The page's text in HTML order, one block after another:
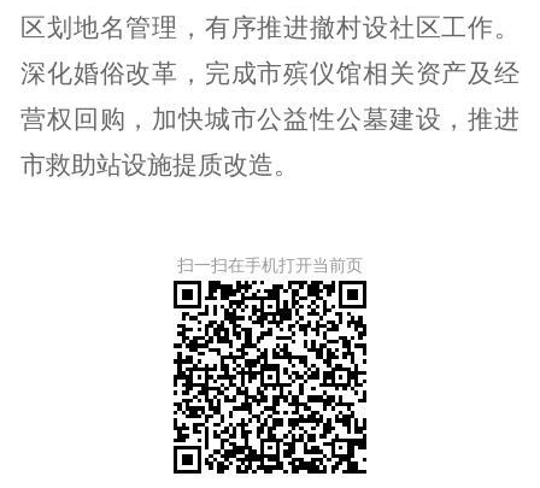
区划地名管理，有序推进撤村设社区工作。
深化婚俗改革，完成市殡仪馆相关资产及经
营权回购，加快城市公益性公墓建设，推进
市救助站设施提质改造。
扫一扫在手机打开当前页